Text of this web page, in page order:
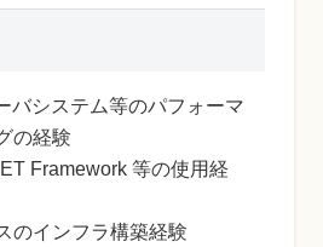
バシステム等のパフォーマ
の経験
Framework 等の使用経
のインフラ構築経験